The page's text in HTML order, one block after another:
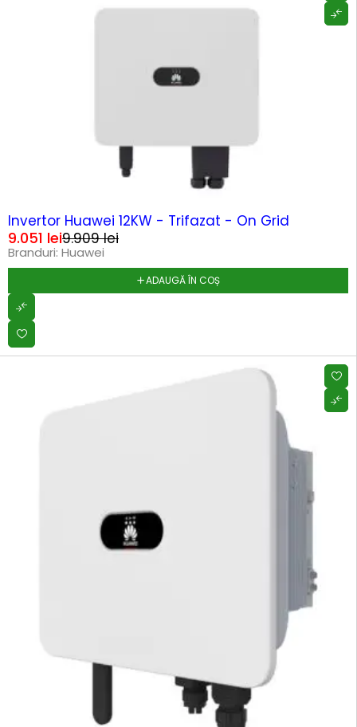
HOT
Invertor Huawei 12KW - Trifazat - On Grid
9.909lei
9.051 lei
Branduri: Huawei
ADAUGĂ ÎN COȘ